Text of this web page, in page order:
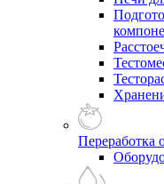
Переработка